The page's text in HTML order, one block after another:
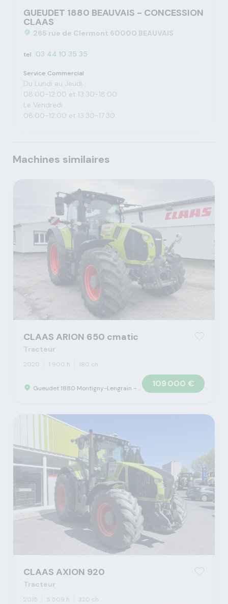
GUEUDET 1880 BEAUVAIS - CONCESSION
CLAAS
265 rue de Clermont 60000 BEAUVAIS
tel 03 44 10 35 35
Service Commercial
Du Lundi au Jeudi :
08:00-12:00 et 13:30-18:00
Le Vendredi :
08:00-12:00 et 13:30-17:30
Machines similaires
CLAAS ARION 650 cmatic
Tracteur
2020 1 900 h 180 ch
Gueudet 1880 Montigny-Lengrain - Concession Claas 109 000 €
CLAAS AXION 920
Tracteur
2015 5 509 h 320 ch